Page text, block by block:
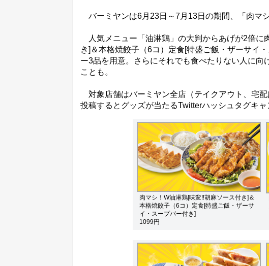
バーミヤンは6月23日～7月13日の期間、「肉マ
人気メニュー「油淋鶏」の大判からあげが2倍に
き]＆本格焼餃子（6コ）定食[特盛ご飯・ザーサイ
ー3品を用意。さらにそれでも食べたりない人に
ことも。
対象店舗はバーミヤン全店（テイクアウト、宅
投稿するとグッズが当たるTwitterハッシュタグキャ
肉マシ！W油淋鶏[味変‼胡麻ソース付き]＆
本格焼餃子（6コ）定食[特盛ご飯・ザーサ
イ・スープバー付き]
1099円